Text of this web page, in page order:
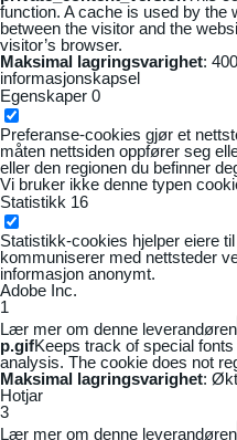
function. A cache is used by the
between the visitor and the
visitor’s browser.
Maksimal lagringsvarighet:
informasjonskapsel
Egenskaper 0
Preferanse-cookies gjør et
måten nettsiden oppfører seg
eller den regionen du befinner
Vi bruker ikke denne typen
Statistikk 16
Statistikk-cookies hjelper eiere
kommuniserer med nettsteder
informasjon anonymt.
Adobe Inc.
1
Lær mer om denne leverandøren
p.gifKeeps track of special
analysis. The cookie does not
Maksimal lagringsvarighet: Økt
Hotjar
3
Lær mer om denne leverandøren